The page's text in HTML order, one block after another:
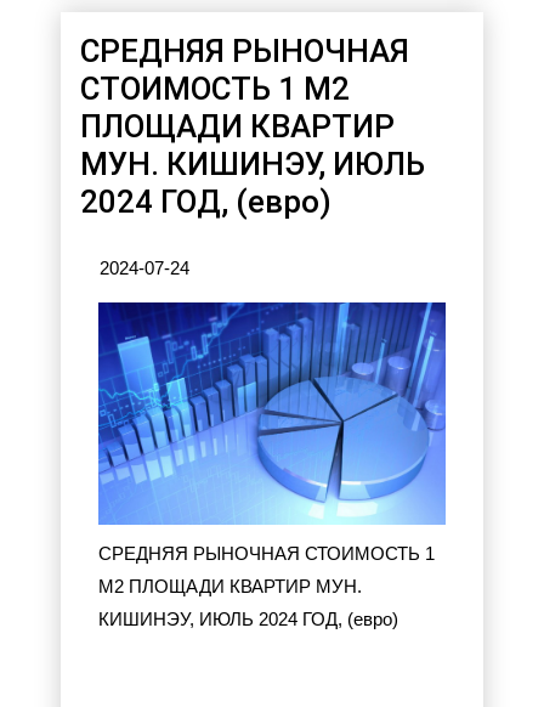
CРЕДНЯЯ РЫНОЧНАЯ
СТОИМОСТЬ 1 М2
ПЛОЩАДИ КВАРТИР
МУН. КИШИНЭУ, ИЮЛЬ
2024 ГОД, (евро)
2024-07-24
CРЕДНЯЯ РЫНОЧНАЯ СТОИМОСТЬ 1
М2 ПЛОЩАДИ КВАРТИР МУН.
КИШИНЭУ, ИЮЛЬ 2024 ГОД, (евро)